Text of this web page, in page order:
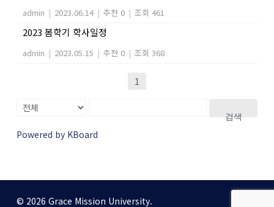
admin | 2023.06.14 | 추천 0 | 조회 461
2023 봄학기 학사일정
admin | 2023.05.15 | 추천 0 | 조회 368
1
검색
Powered by KBoard
© 2026 Grace Mission University.